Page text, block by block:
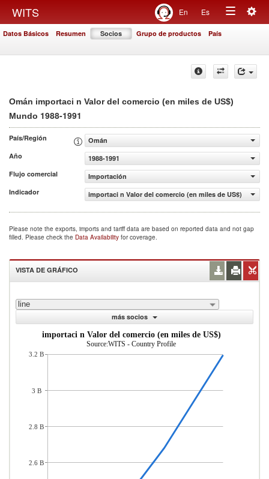
WITS En Es
Toggle
Datos Básicos Resumen Socios Grupo de productos País
Omán importaci n Valor del comercio (en miles de US$)
Mundo 1988-1991
País/Región
Omán
Año
1988-1991
Flujo comercial
Importación
Indicador
importaci n Valor del comercio (en miles de US$)
Please note the exports, imports and tariff data are based on reported data and not gap
filled. Please check the Data Availability for coverage.
VISTA DE GRÁFICO
line
más socios
importaci n Valor del comercio (en miles de US$)
Source:WITS - Country Profile
3.2 B
3 B
2.8 B
2.6 B